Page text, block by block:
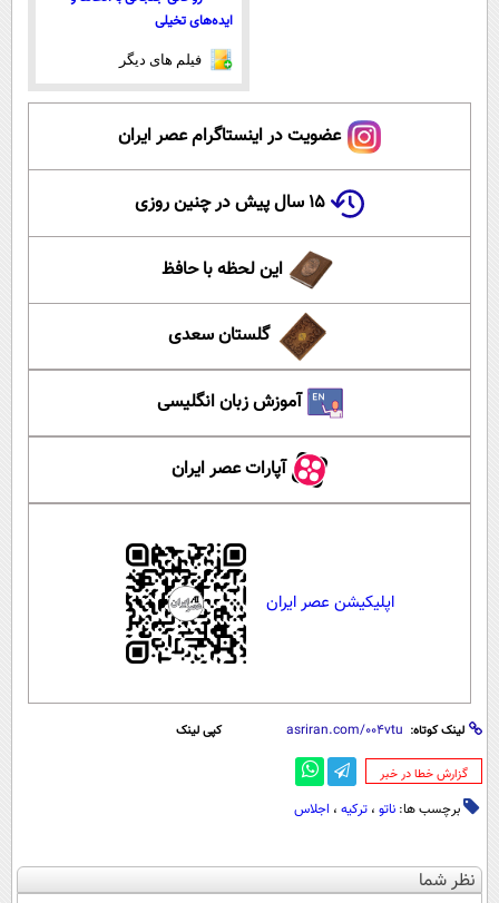
ایده‌های تخیلی
فیلم های دیگر
عضویت در اینستاگرام عصر ایران
۱۵ سال پیش در چنین روزی
این لحظه با حافظ
گلستان سعدی
آموزش زبان انگلیسی
آپارات عصر ایران
اپلیکیشن عصر ایران
لینک کوتاه: کپی لینک
‌گزارش خطا در خبر
برچسب ها: ناتو ، ترکیه ، اجلاس
نظر شما